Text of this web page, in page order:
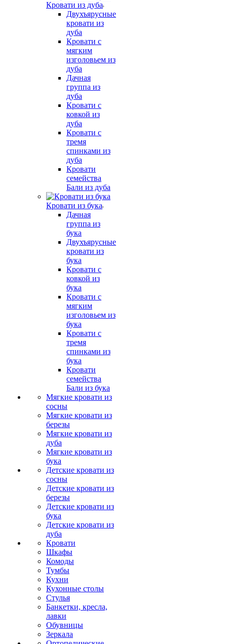
Кровати из дуба
Двухъярусные
кровати из
дуба
Кровати с
мягким
изголовьем из
дуба
Дачная
группа из
дуба
Кровати с
ковкой из
дуба
Кровати с
тремя
спинками из
дуба
Кровати
семейства
Бали из дуба
Кровати из бука
Дачная
группа из
бука
Двухъярусные
кровати из
бука
Кровати с
ковкой из
бука
Кровати с
мягким
изголовьем из
бука
Кровати с
тремя
спинками из
бука
Кровати
семейства
Бали из бука
Мягкие кровати из
сосны
Мягкие кровати из
березы
Мягкие кровати из
дуба
Мягкие кровати из
бука
Детские кровати из
сосны
Детские кровати из
березы
Детские кровати из
бука
Детские кровати из
дуба
Кровати
Шкафы
Комоды
Тумбы
Кухни
Кухонные столы
Стулья
Банкетки, кресла,
лавки
Обувницы
Зеркала